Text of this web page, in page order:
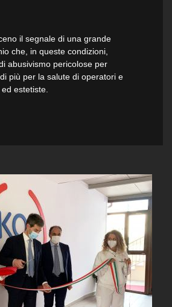
il segnale di una grande
che, in queste condizioni,
abusivismo pericolose per
più per la salute di operatori e
estetiste.